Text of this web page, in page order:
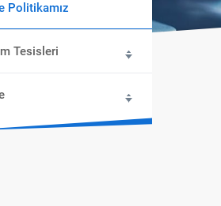
Politikamız
Tesisleri